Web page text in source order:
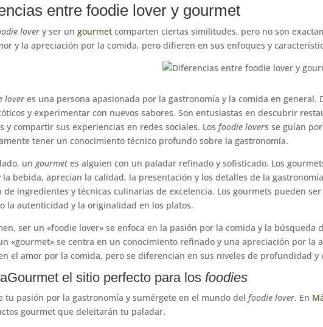
entre foodie lover y gourmet
lovery ser un gourmetcomparten ciertas similitudes, pero no son
y la apreciación por la comida, pero difieren en sus enfoques y
loveres una persona apasionada por la gastronomía y la comida en
y experimentar con nuevos sabores. Son entusiastas en descubrir
y compartir sus experiencias en redes sociales. Los foodie lovers se guían
tener un conocimiento técnico profundo sobre la gastronomía.
un gourmetes alguien con un paladar refinado y sofisticado. Los
la bebida, aprecian la calidad, la presentación y los detalles de la
ingredientes y técnicas culinarias de excelencia. Los gourmets pueden
la autenticidad y la originalidad en los platos.
ser un «foodie lover» se enfoca en la pasión por la comida y la
«gourmet» se centra en un conocimiento refinado y una apreciación por la
el amor por la comida, pero se diferencian en sus niveles de profundidad
el sitio perfecto para los foodies
tu pasión por la gastronomía y sumérgete en el mundo del foodie lover. En
gourmet que deleitarán tu paladar.